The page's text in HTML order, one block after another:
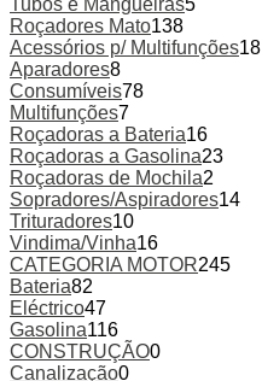
Tubos e Mangueiras5
Roçadores Mato138
Acessórios p/ Multifunções18
Aparadores8
Consumíveis78
Multifunções7
Roçadoras a Bateria16
Roçadoras a Gasolina23
Roçadoras de Mochila2
Sopradores/Aspiradores14
Trituradores10
Vindima/Vinha16
CATEGORIA MOTOR245
Bateria82
Eléctrico47
Gasolina116
CONSTRUÇÃO0
Canalização0